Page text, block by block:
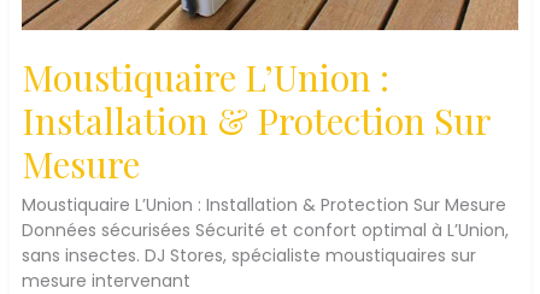
Moustiquaire L’Union :
Installation & Protection Sur
Mesure
Moustiquaire L’Union : Installation & Protection Sur Mesure
Données sécurisées Sécurité et confort optimal à L’Union,
sans insectes. DJ Stores, spécialiste moustiquaires sur
mesure intervenant